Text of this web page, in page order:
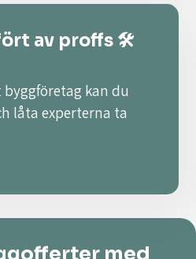
av proffs 🛠️
kan du
låta experterna ta
med